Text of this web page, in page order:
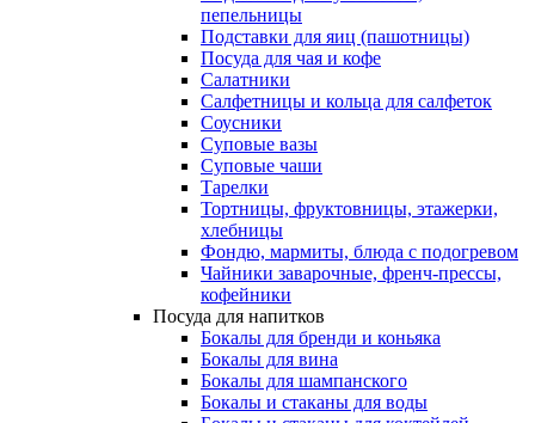
пепельницы
Подставки для яиц (пашотницы)
Посуда для чая и кофе
Салатники
Салфетницы и кольца для салфеток
Соусники
Суповые вазы
Суповые чаши
Тарелки
Тортницы, фруктовницы, этажерки,
хлебницы
Фондю, мармиты, блюда с подогревом
Чайники заварочные, френч-прессы,
кофейники
Посуда для напитков
Бокалы для бренди и коньяка
Бокалы для вина
Бокалы для шампанского
Бокалы и стаканы для воды